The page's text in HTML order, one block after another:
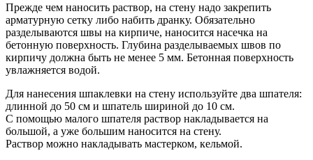
Прежде чем наносить раствор, на стену надо закрепить
арматурную сетку либо набить дранку. Обязательно
разделываются швы на кирпиче, наносится насечка на
бетонную поверхность. Глубина разделываемых швов по
кирпичу должна быть не менее 5 мм. Бетонная поверхность
увлажняется водой.
Для нанесения шпаклевки на стену используйте два шпателя:
длинной до 50 см и шпатель шириной до 10 см.
С помощью малого шпателя раствор накладывается на
большой, а уже большим наносится на стену.
Раствор можно накладывать мастерком, кельмой.